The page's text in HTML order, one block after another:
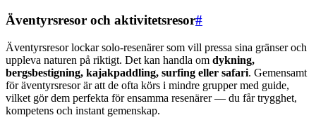
Äventyrsresor och aktivitetsresor#
Äventyrsresor lockar solo-resenärer som vill pressa sina gränser och
uppleva naturen på riktigt. Det kan handla om dykning,
bergsbestigning, kajakpaddling, surfing eller safari. Gemensamt
för äventyrsresor är att de ofta körs i mindre grupper med guide,
vilket gör dem perfekta för ensamma resenärer — du får trygghet,
kompetens och instant gemenskap.